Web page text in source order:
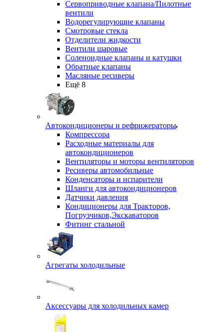
Сервоприводные клапана/Пилотные
вентили
Водорегулирующие клапаны
Смотровые стекла
Отделители жидкости
Вентили шаровые
Соленоидные клапаны и катушки
Обратные клапаны
Масляные ресиверы
Ещё 8
Автокондиционеры и рефрижераторы
Компрессора
Расходные материалы для
автокондиционеров
Вентиляторы и моторы вентиляторов
Ресиверы автомобильные
Конденсаторы и испарители
Шланги для автокондиционеров
Датчики давления
Кондиционеры для Тракторов,
Погрузчиков,Экскаваторов
Фитинг стальной
Агрегаты холодильные
Аксессуары для холодильных камер